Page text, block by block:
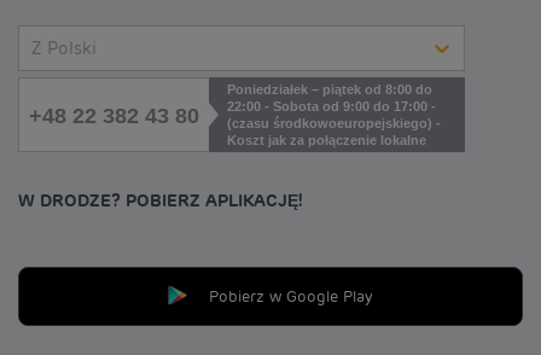
Z Polski
+48 22 382 43 80
Poniedziałek – piątek od 8:00 do
22:00 - Sobota od 9:00 do 17:00 -
(czasu środkowoeuropejskiego) -
Koszt jak za połączenie lokalne
W DRODZE? POBIERZ APLIKACJĘ!
Pobierz w Google Play